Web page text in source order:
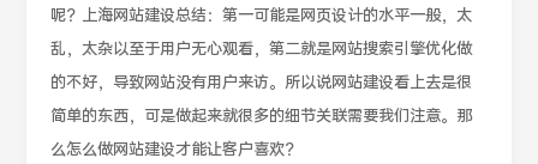
呢？上海网站建设总结：第一可能是网页设计的水平一般，太
乱，太杂以至于用户无心观看，第二就是网站搜索引擎优化做
的不好，导致网站没有用户来访。所以说网站建设看上去是很
简单的东西，可是做起来就很多的细节关联需要我们注意。那
么怎么做网站建设才能让客户喜欢？